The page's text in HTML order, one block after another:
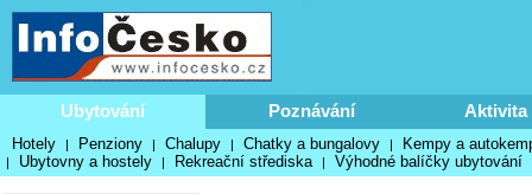
Ubytování Poznávání Aktivita
Hotely | Penziony | Chalupy | Chatky a bungalovy | Kempy a
| Ubytovny a hostely | Rekreační střediska | Výhodné balíčky ubytování